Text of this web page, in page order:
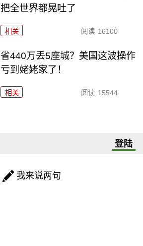
把全世界都晃吐了
相关 阅读 16100
省440万丢5座城？美国这波操作
亏到姥姥家了！
相关 阅读 15544
登陆
我来说两句